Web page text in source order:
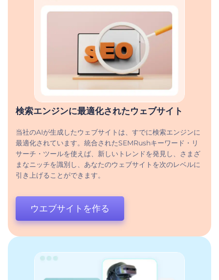
検索エンジンに最適化されたウェブサイト
当社のAIが生成したウェブサイトは、すでに検索エンジンに
最適化されています。統合されたSEMRushキーワード・リ
サーチ・ツールを使えば、新しいトレンドを発見し、さまざ
まなニッチを識別し、あなたのウェブサイトを次のレベルに
引き上げることができます。
ウエブサイトを作る